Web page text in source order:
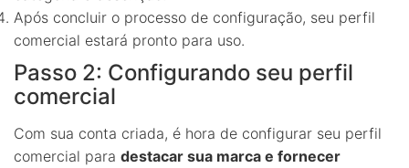
Após concluir o processo de configuração, seu perfil
comercial estará pronto para uso.
Passo 2: Configurando seu perfil
comercial
Com sua conta criada, é hora de configurar seu perfil
comercial para destacar sua marca e fornecer